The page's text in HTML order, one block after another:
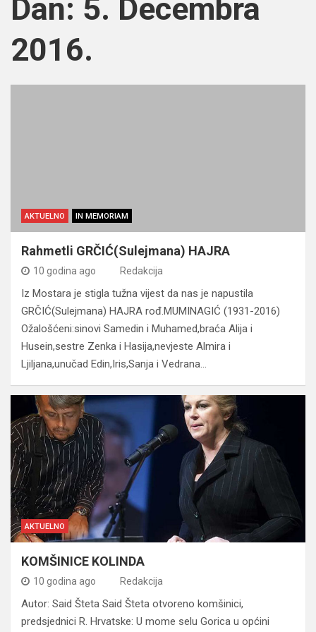
Dan: 5. Decembra
2016.
AKTUELNO IN MEMORIAM
Rahmetli GRČIĆ(Sulejmana) HAJRA
10 godina ago Redakcija
Iz Mostara je stigla tužna vijest da nas je napustila
GRČIĆ(Sulejmana) HAJRA rođ.MUMINAGIĆ (1931-2016)
Ožalošćeni:sinovi Samedin i Muhamed,braća Alija i
Husein,sestre Zenka i Hasija,nevjeste Almira i
Ljiljana,unučad Edin,Iris,Sanja i Vedrana…
AKTUELNO
KOMŠINICE KOLINDA
10 godina ago Redakcija
Autor: Said Šteta Said Šteta otvoreno komšinici,
predsjednici R. Hrvatske: U mome selu Gorica u općini